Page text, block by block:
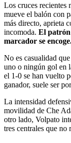
Los cruces recientes
mueve el balón con
más directo, aprieta
incomoda. El patrón
marcador se
No es casualidad
uno o ningún gol en
el 1-0 se han vuelto
ganador, suele ser
La intensidad
movilidad de Che
otro lado, Volpato
tres centrales que no